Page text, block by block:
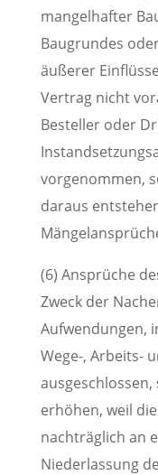
mangelhafter
Baugrundes
äußerer
Vertrag nicht
Besteller oder
vorgenommen,
daraus
(6) Ansprüche
Zweck der
Aufwendungen,
Wege-, Arbeits-
erhöhen, weil
nachträglich an
Niederlassung